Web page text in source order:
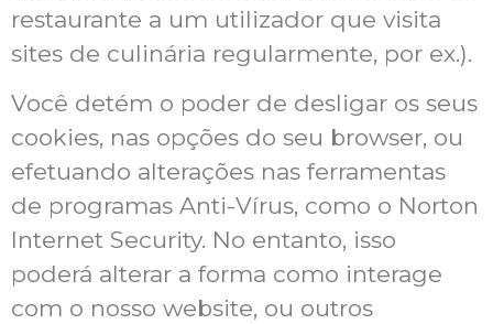
restaurante a um utilizador que visita
sites de culinária regularmente, por ex.).
Você detém o poder de desligar os seus
cookies, nas opções do seu browser, ou
efetuando alterações nas ferramentas
de programas Anti-Vírus, como o Norton
Internet Security. No entanto, isso
poderá alterar a forma como interage
com o nosso website, ou outros